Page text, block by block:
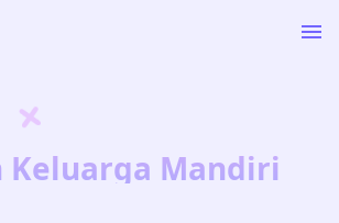
Keluarga Mandiri